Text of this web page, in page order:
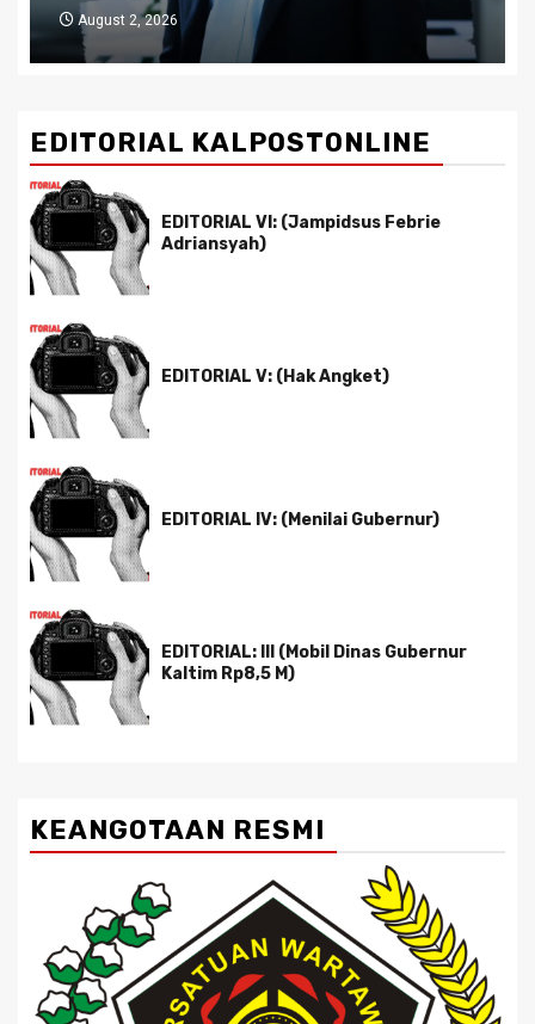
July 29, 2026
EDITORIAL KALPOSTONLINE
EDITORIAL VI: (Jampidsus Febrie
Adriansyah)
EDITORIAL V: (Hak Angket)
EDITORIAL IV: (Menilai Gubernur)
EDITORIAL: III (Mobil Dinas Gubernur
Kaltim Rp8,5 M)
KEANGOTAAN RESMI